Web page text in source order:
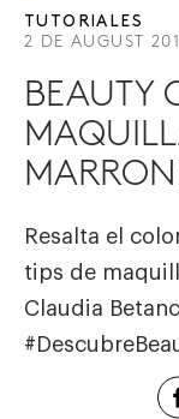
TUTORIALES
2 DE AUGUST
BEAUTY
Resalta el
tips de
Claudia